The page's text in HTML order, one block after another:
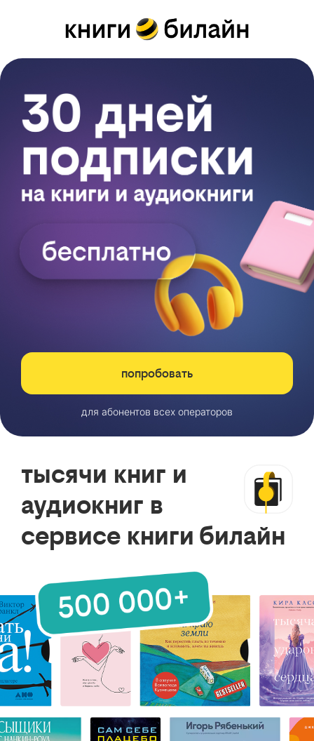
попробовать
для абонентов всех операторов
тысячи книг и
аудиокниг в
сервисе книги билайн